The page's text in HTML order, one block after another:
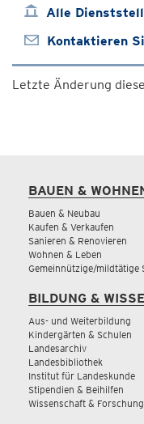
Alle
Kontaktieren
Letzte Änderung
BAUEN &
Bauen & Neubau
Kaufen & Verkaufen
Sanieren & Renovieren
Wohnen & Leben
Gemeinnützige/mildtätige
BILDUNG &
Aus- und Weiterbildung
Kindergärten & Schulen
Landesarchiv
Landesbibliothek
Institut für Landeskunde
Stipendien & Beihilfen
Wissenschaft & Forschung